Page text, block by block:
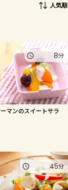
人気順
マンのスイートサラ
8分
45分